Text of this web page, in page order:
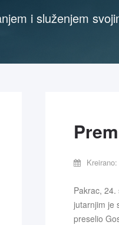
i služenjem
Pakrac,
jutarnjim je
preselio